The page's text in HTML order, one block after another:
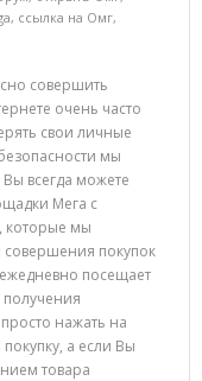
, ссылка на Омг,
совершить
очень часто
свои личные
мы
всегда можете
Мега с
которые мы
покупок
посещает
нажать на
а если Вы
товара